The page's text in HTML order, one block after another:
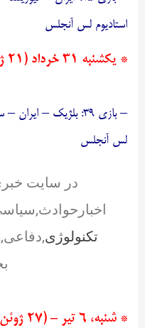
استادیوم لس آنجلس
* یکشنبه ۳۱ خرداد (۲۱ ژوئن ۲۰۲۶)
لس آنجلس
در سایت
تکنولوژی,دفاعی,
* شنبه، ۶ تیر – (۲۷ ژوئن ۲۰۲۶)